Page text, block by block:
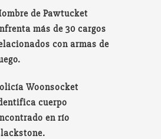
de Pawtucket
más de 30 cargos
con armas de
Woonsocket
cuerpo
en río